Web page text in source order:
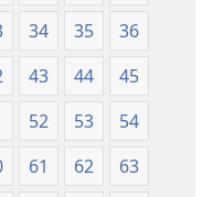
34 35
36
43 44
45
52 53
54
61 62
63